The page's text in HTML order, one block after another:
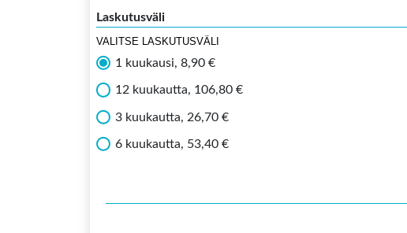
Laskutusväli
VALITSE LASKUTUSVÄLI
1 kuukausi, 8,90 €
12 kuukautta, 106,80 €
3 kuukautta, 26,70 €
6 kuukautta, 53,40 €